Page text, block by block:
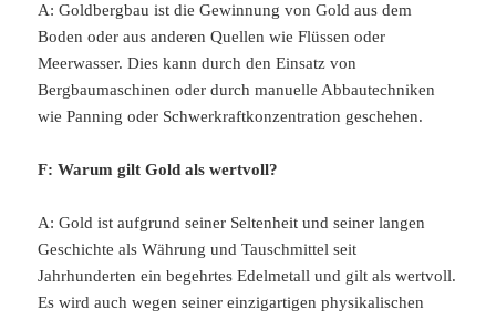
A: Goldbergbau ist die Gewinnung von Gold aus dem
Boden oder aus anderen Quellen wie Flüssen oder
Meerwasser. Dies kann durch den Einsatz von
Bergbaumaschinen oder durch manuelle Abbautechniken
wie Panning oder Schwerkraftkonzentration geschehen.
F: Warum gilt Gold als wertvoll?
A: Gold ist aufgrund seiner Seltenheit und seiner langen
Geschichte als Währung und Tauschmittel seit
Jahrhunderten ein begehrtes Edelmetall und gilt als wertvoll.
Es wird auch wegen seiner einzigartigen physikalischen